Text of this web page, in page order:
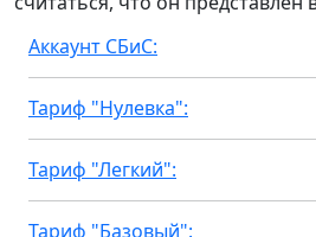
Аккаунт СБиС:
Тариф "Нулевка":
Тариф "Легкий":
Тариф "Базовый":